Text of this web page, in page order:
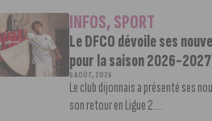
INFOS,SPORT
Le DFCO dévoile ses
pour la saison 2026-2027
6 AOÛT, 2026
Le club dijonnais a présenté ses
son retour en Ligue 2....